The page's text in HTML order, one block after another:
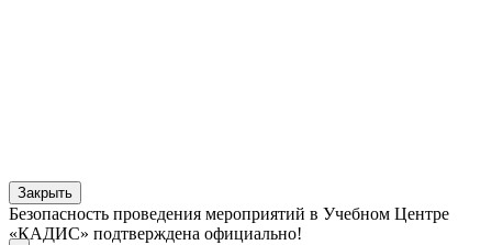
Закрыть
Безопасность проведения мероприятий в Учебном Центре
«КАДИС» подтверждена официально!